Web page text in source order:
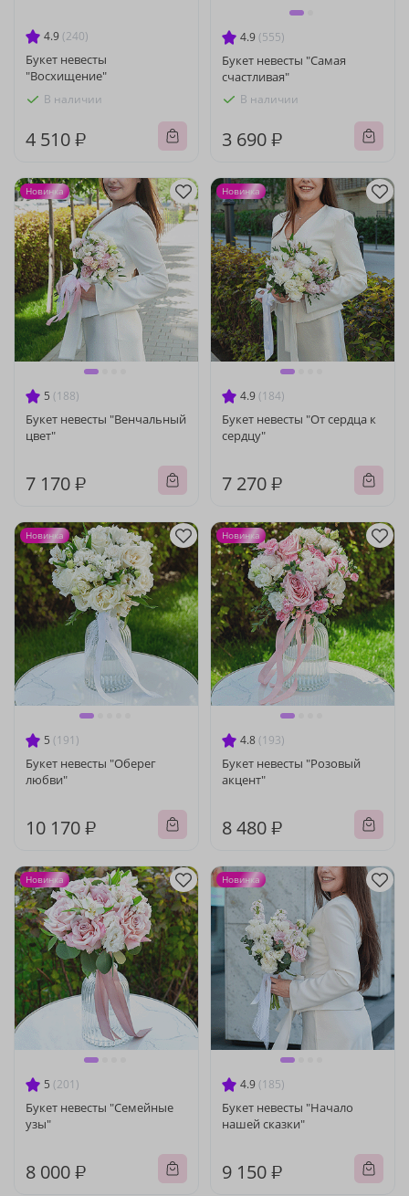
4.9 (240)
Букет невесты
"Восхищение"
В наличии
4 510 ₽
4.9 (555)
Букет невесты "Самая
счастливая"
В наличии
3 690 ₽
5 (188)
Букет невесты "Венчальный
цвет"
7 170 ₽
Новинка
4.9 (184)
Букет невесты "От сердца к
сердцу"
7 270 ₽
Новинка
5 (191)
Букет невесты "Оберег
любви"
10 170 ₽
Новинка
4.8 (193)
Букет невесты "Розовый
акцент"
8 480 ₽
Новинка
5 (201)
Букет невесты "Семейные
узы"
8 000 ₽
Новинка
4.9 (185)
Букет невесты "Начало
нашей сказки"
9 150 ₽
Новинка